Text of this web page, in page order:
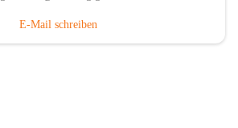
E-Mail schreiben